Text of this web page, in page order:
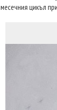
месечния цикъл